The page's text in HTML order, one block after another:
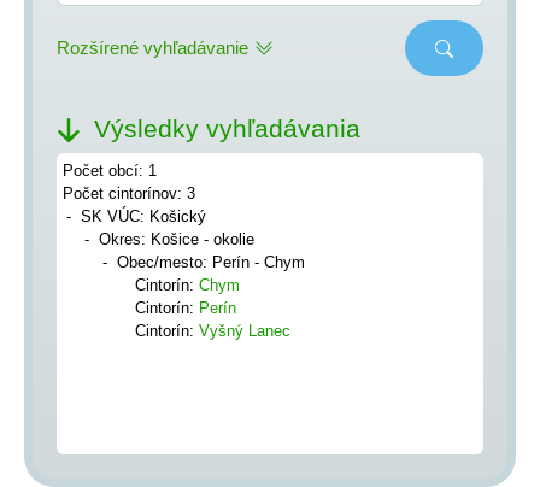
Rozšírené vyhľadávanie
Výsledky vyhľadávania
Počet obcí: 1
Počet cintorínov: 3
SK VÚC: Košický
Okres: Košice - okolie
Obec/mesto: Perín - Chym
Cintorín: Chym
Cintorín: Perín
Cintorín: Vyšný Lanec